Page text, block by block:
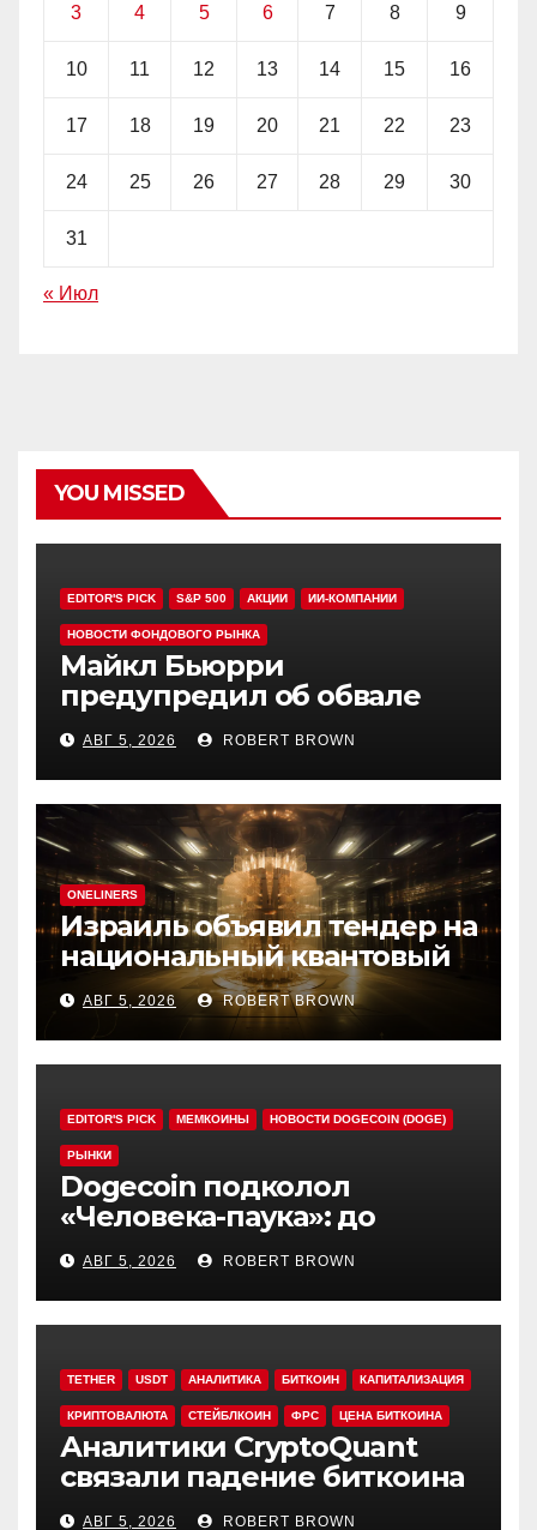
3 4 5 6 7 8 9
10 11 12 13 14 15 16
17 18 19 20 21 22 23
24 25 26 27 28 29 30
31
« Июл
YOU MISSED
EDITOR'S PICK S&P 500 АКЦИИ ИИ-КОМПАНИИ
НОВОСТИ ФОНДОВОГО РЫНКА
Майкл Бьюрри
предупредил об обвале
рынка при рекордном S&P
500
АВГ 5, 2026 ROBERT BROWN
ONELINERS
Израиль объявил тендер на
национальный квантовый
компьютер
АВГ 5, 2026 ROBERT BROWN
EDITOR'S PICK МЕМКОИНЫ НОВОСТИ DOGECOIN (DOGE)
РЫНКИ
Dogecoin подколол
«Человека-паука»: до
мемкоина еще 11 премьер
АВГ 5, 2026 ROBERT BROWN
TETHER USDT АНАЛИТИКА БИТКОИН КАПИТАЛИЗАЦИЯ
КРИПТОВАЛЮТА СТЕЙБЛКОИН ФРС ЦЕНА БИТКОИНА
Аналитики CryptoQuant
связали падение биткоина
с обвалом капитализации
АВГ 5, 2026 ROBERT BROWN